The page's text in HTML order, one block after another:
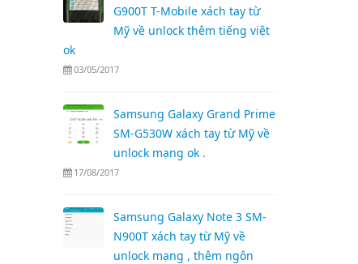
G900T T-Mobile xách tay từ
Mỹ về unlock thêm tiếng việt
ok
03/05/2017
Samsung Galaxy Grand Prime
SM-G530W xách tay từ Mỹ về
unlock mạng ok .
17/08/2017
Samsung Galaxy Note 3 SM-
N900T xách tay từ Mỹ về
unlock mạng , thêm ngôn